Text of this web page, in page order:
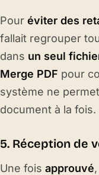
Pour éviter des
fallait regrouper
dans un seul
Merge PDF pour
système ne
document à la fois.
5. Réception de
Une fois approuvé